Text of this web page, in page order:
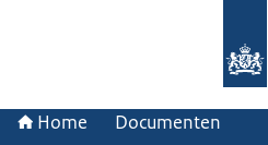
Home Documenten